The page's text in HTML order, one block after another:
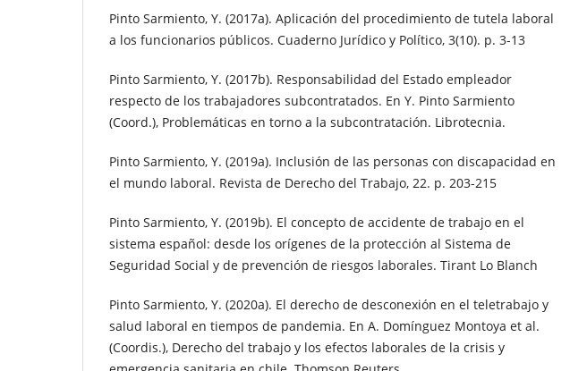
Pinto Sarmiento, Y. (2017a). Aplicación del procedimiento de tutela laboral
a los funcionarios públicos. Cuaderno Jurídico y Político, 3(10). p. 3-13
Pinto Sarmiento, Y. (2017b). Responsabilidad del Estado empleador
respecto de los trabajadores subcontratados. En Y. Pinto Sarmiento
(Coord.), Problemáticas en torno a la subcontratación. Librotecnia.
Pinto Sarmiento, Y. (2019a). Inclusión de las personas con discapacidad en
el mundo laboral. Revista de Derecho del Trabajo, 22. p. 203-215
Pinto Sarmiento, Y. (2019b). El concepto de accidente de trabajo en el
sistema español: desde los orígenes de la protección al Sistema de
Seguridad Social y de prevención de riesgos laborales. Tirant Lo Blanch
Pinto Sarmiento, Y. (2020a). El derecho de desconexión en el teletrabajo y
salud laboral en tiempos de pandemia. En A. Domínguez Montoya et al.
(Coordis.), Derecho del trabajo y los efectos laborales de la crisis y